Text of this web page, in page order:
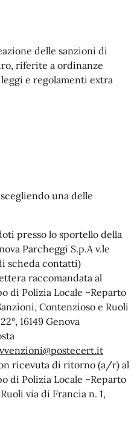
delle sanzioni di
riferite a ordinanze
e regolamenti extra
una delle
presso lo sportello della
Parcheggi S.p.A v.le
scheda contatti)
raccomandata al
di Polizia Locale –Reparto
Contenzioso e Ruoli
16149 Genova
ricevuta di ritorno (a/r) al
di Polizia Locale –Reparto
via di Francia n. 1,